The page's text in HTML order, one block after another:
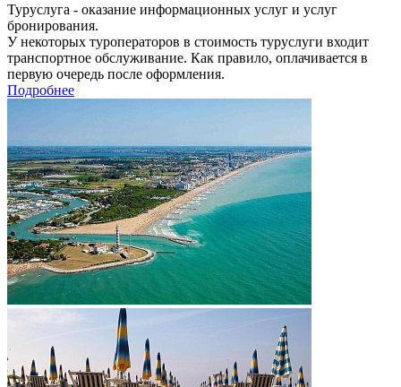
Туруслуга - оказание информационных услуг и услуг
бронирования.
У некоторых туроператоров в стоимость туруслуги входит
транспортное обслуживание. Как правило, оплачивается в
первую очередь после оформления.
Подробнее